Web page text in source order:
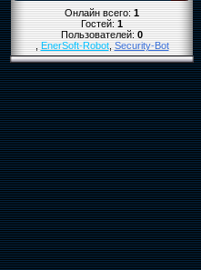
Онлайн всего:1
Гостей:1
Пользователей:0
,EnerSoft-Robot,Security-Bot